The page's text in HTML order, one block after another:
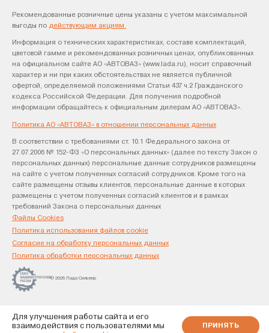
Для улучшения работы сайта и его
взаимодействия с пользователями мы
ПРИНЯТЬ
Рекомендованные розничные цены указаны с учетом максимальной
выгоды по действующим акциям.
Информация о технических характеристиках, составе комплектаций,
цветовой гамме и рекомендованных розничных ценах, опубликованных
на официальном сайте АО «АВТОВАЗ» (www.lada.ru), носит справочный
характер и ни при каких обстоятельствах не является публичной
офертой, определяемой положениями Статьи 437 ч.2 Гражданского
кодекса Российской Федерации. Для получения подробной
информации обращайтесь к официальным дилерам АО «АВТОВАЗ».
Политика АО «АВТОВАЗ» в отношении персональных данных
В соответствии с требованиями ст. 10.1 Федерального закона от
27.07.2006 № 152-ФЗ «О персональных данных» (далее по тексту Закон о
персональных данных) персональные данные сотрудников размещены
на сайте с учетом полученных согласий сотрудников. Кроме того на
сайте размещены отзывы клиентов, персональные данные в которых
размещены с учетом полученных согласий клиентов и в рамках
требований Закона о персональных данных
Файлы Cookies
Политика использования файлов cookie
Согласие на обработку персональных данных
Политика обработки персональных данных
© 2026 Лада Сильвер